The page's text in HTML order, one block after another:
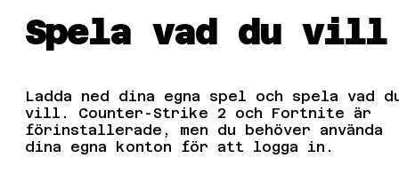
Spela vad du vill
Ladda ned dina egna spel och spela vad
vill. Counter-Strike 2 och Fortnite är
förinstallerade, men du behöver använda
dina egna konton för att logga in.